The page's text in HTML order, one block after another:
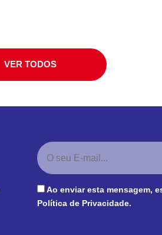
VER TODOS
Ao enviar esta mensagem,
Política de Privacidade.